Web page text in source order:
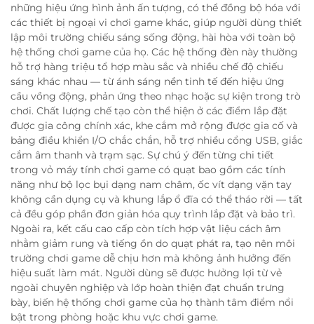
những hiệu ứng hình ảnh ấn tượng, có thể đồng bộ hóa với
các thiết bị ngoại vi chơi game khác, giúp người dùng thiết
lập môi trường chiếu sáng sống động, hài hòa với toàn bộ
hệ thống chơi game của họ. Các hệ thống đèn này thường
hỗ trợ hàng triệu tổ hợp màu sắc và nhiều chế độ chiếu
sáng khác nhau — từ ánh sáng nền tinh tế đến hiệu ứng
cầu vồng động, phản ứng theo nhạc hoặc sự kiện trong trò
chơi. Chất lượng chế tạo còn thể hiện ở các điểm lắp đặt
được gia công chính xác, khe cắm mở rộng được gia cố và
bảng điều khiển I/O chắc chắn, hỗ trợ nhiều cổng USB, giắc
cắm âm thanh và trạm sạc. Sự chú ý đến từng chi tiết
trong vỏ máy tính chơi game có quạt bao gồm các tính
năng như bộ lọc bụi dạng nam châm, ốc vít dạng vặn tay
không cần dụng cụ và khung lắp ổ đĩa có thể tháo rời — tất
cả đều góp phần đơn giản hóa quy trình lắp đặt và bảo trì.
Ngoài ra, kết cấu cao cấp còn tích hợp vật liệu cách âm
nhằm giảm rung và tiếng ồn do quạt phát ra, tạo nên môi
trường chơi game dễ chịu hơn mà không ảnh hưởng đến
hiệu suất làm mát. Người dùng sẽ được hưởng lợi từ vẻ
ngoài chuyên nghiệp và lớp hoàn thiện đạt chuẩn trưng
bày, biến hệ thống chơi game của họ thành tâm điểm nổi
bật trong phòng hoặc khu vực chơi game.